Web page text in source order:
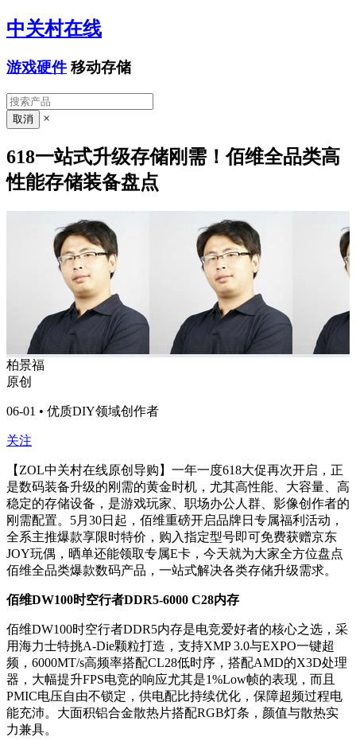
中关村在线
游戏硬件 移动存储
×
618一站式升级存储刚需！佰维全品类高
性能存储装备盘点
柏景福
原创
06-01 • 优质DIY领域创作者
关注
【ZOL中关村在线原创导购】一年一度618大促再次开启，正
是数码装备升级的刚需的黄金时机，尤其高性能、大容量、高
稳定的存储设备，是游戏玩家、职场办公人群、影像创作者的
刚需配置。5月30日起，佰维重磅开启品牌日专属福利活动，
全系主推爆款享限时特价，购入指定型号即可免费获赠京东
JOY玩偶，晒单还能领取专属E卡，今天就为大家全方位盘点
佰维全品类爆款数码产品，一站式解决各类存储升级需求。
佰维DW100时空行者DDR5-6000 C28内存
佰维DW100时空行者DDR5内存是电竞爱好者的核心之选，采
用海力士特挑A-Die颗粒打造，支持XMP 3.0与EXPO一键超
频，6000MT/s高频率搭配CL28低时序，搭配AMD的X3D处理
器，大幅提升FPS电竞的响应尤其是1%Low帧的表现，而且
PMIC电压自由不锁定，供电配比持续优化，保障超频过程电
能充沛。大面积铝合金散热片搭配RGB灯条，颜值与散热实
力兼具。